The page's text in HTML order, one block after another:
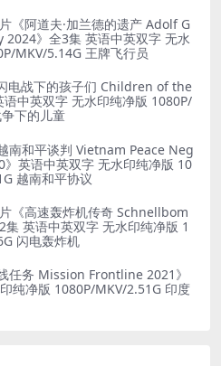
《阿道夫·加兰德的遗产 Adolf G
》全3集 英语中英双字 无水
MKV/5.14G 王牌飞行员
电战下的孩子们 Children of the
中英双字 无水印纯净版 1080P/
下的儿童
南和平谈判 Vietnam Peace Neg
英语中英双字 无水印纯净版 10
越南和平协议
《高速轰炸机传奇 Schnellbom
英语中英双字 无水印纯净版 1
闪电轰炸机
任务 Mission Frontline 2021》
纯净版 1080P/MKV/2.51G 印度